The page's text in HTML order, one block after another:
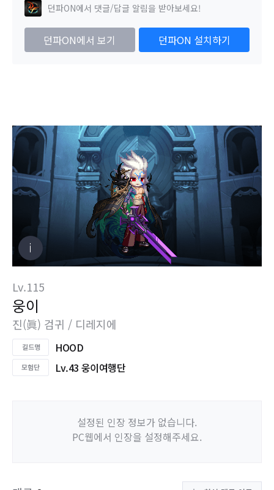
던파ON에서 댓글/답글 알림을 받아보세요!
던파ON에서 보기 던파ON 설치하기
Lv.115
웅이
진(眞) 검귀 / 디레지에
HOOD
Lv.43 웅이여행단
설정된 인장 정보가 없습니다.
PC웹에서 인장을 설정해주세요.